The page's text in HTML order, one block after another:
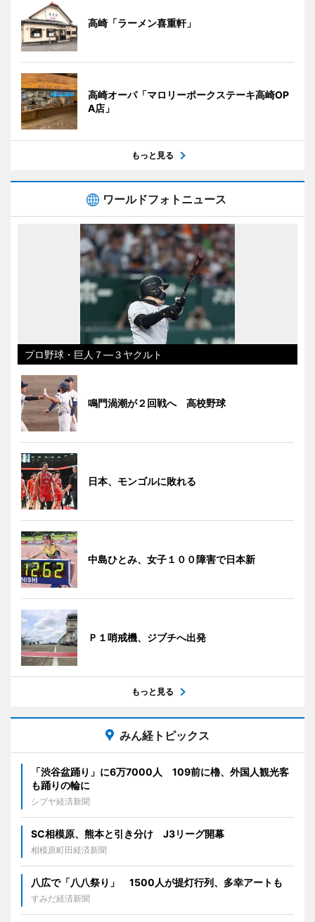
高崎「ラーメン喜重軒」
高崎オーパ「マロリーポークステーキ高崎OP
A店」
もっと見る
ワールドフォトニュース
プロ野球・巨人７―３ヤクルト
鳴門渦潮が２回戦へ 高校野球
日本、モンゴルに敗れる
中島ひとみ、女子１００障害で日本新
Ｐ１哨戒機、ジブチへ出発
もっと見る
みん経トピックス
「渋谷盆踊り」に6万7000人 109前に櫓、外国人観光客
も踊りの輪に
シブヤ経済新聞
SC相模原、熊本と引き分け J3リーグ開幕
相模原町田経済新聞
八広で「八八祭り」 1500人が提灯行列、多幸アートも
すみだ経済新聞